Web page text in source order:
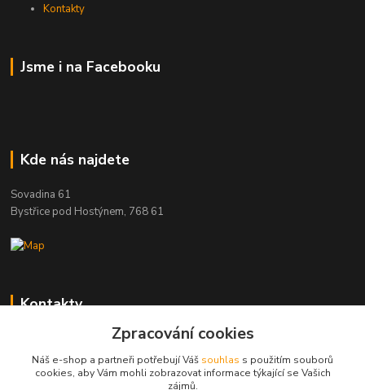
Kontakty
Jsme i na Facebooku
Kde nás najdete
Sovadina 61
Bystřice pod Hostýnem, 768 61
Kontakty
DŘEVOPRODUKT BEDNAŘÍK s.r.o.
+420 739 454 600
(Po-Pá, 7-15 hod.)
Zpracování cookies
Náš e-shop a partneři potřebují Váš souhlas s použitím souborů
cookies, aby Vám mohli zobrazovat informace týkající se Vašich
zájmů.